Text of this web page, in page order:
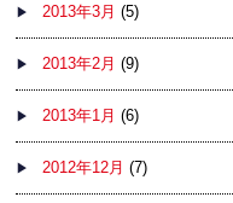
2013年3月 (5)
2013年2月 (9)
2013年1月 (6)
2012年12月 (7)